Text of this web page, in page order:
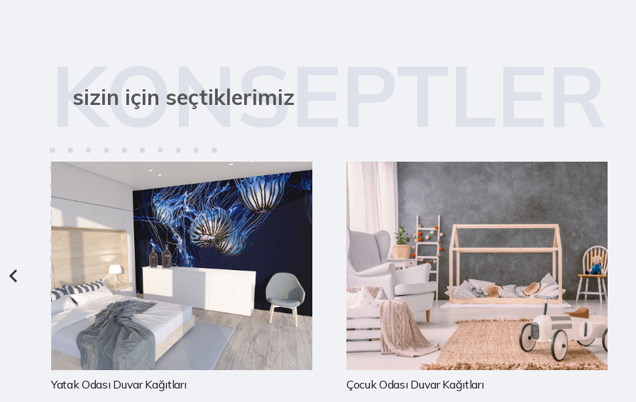
KONSEPTLER
sizin için seçtiklerimiz
Çocuk Odası Duvar Kağıtları Mutfak Duvar Kağıtları